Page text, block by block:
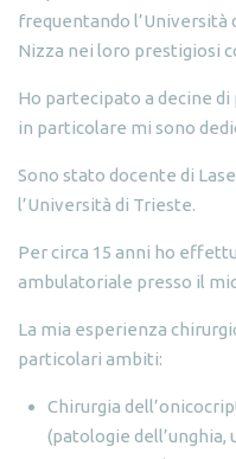
frequentando l’Università
Nizza nei loro prestigiosi
Ho partecipato a decine
in particolare mi sono
Sono stato docente di
l’Università di Trieste.
Per circa 15 anni ho
ambulatoriale presso il
La mia esperienza
particolari ambiti:
Chirurgia
(patologie dell’unghia,